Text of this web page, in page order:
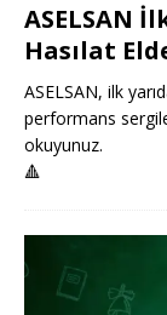
ASELSAN
Hasılat
ASELSAN, ilk
performans
okuyunuz.
🔺